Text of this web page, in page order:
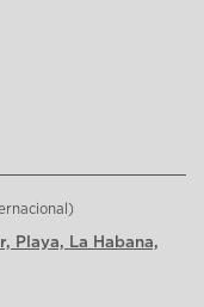
Playa, La Habana,